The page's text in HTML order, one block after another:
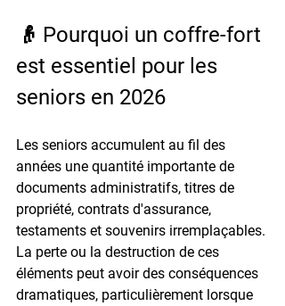
👴 Pourquoi un coffre-fort
est essentiel pour les
seniors en 2026
Les seniors accumulent au fil des
années une quantité importante de
documents administratifs, titres de
propriété, contrats d'assurance,
testaments et souvenirs irremplaçables.
La perte ou la destruction de ces
éléments peut avoir des conséquences
dramatiques, particulièrement lorsque